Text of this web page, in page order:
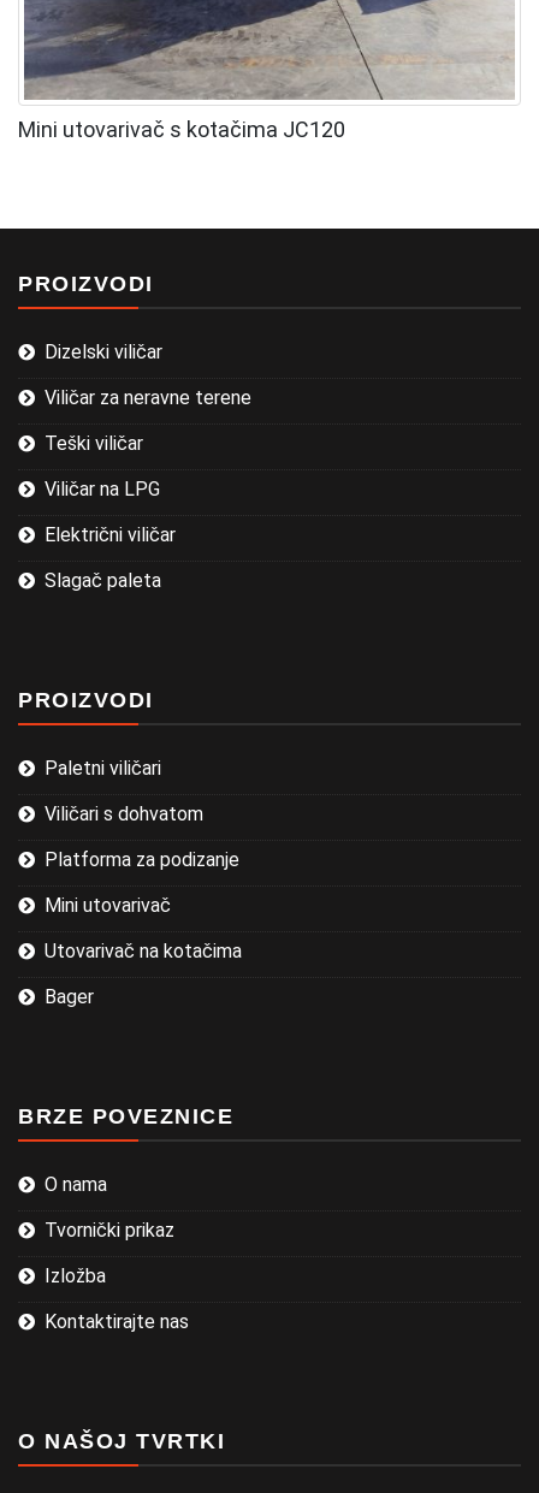
Mini utovarivač s kotačima JC120
PROIZVODI
Dizelski viličar
Viličar za neravne terene
Teški viličar
Viličar na LPG
Električni viličar
Slagač paleta
PROIZVODI
Paletni viličari
Viličari s dohvatom
Platforma za podizanje
Mini utovarivač
Utovarivač na kotačima
Bager
BRZE POVEZNICE
O nama
Tvornički prikaz
Izložba
Kontaktirajte nas
O NAŠOJ TVRTKI